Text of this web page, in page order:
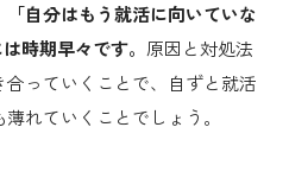
「自分はもう就活に向いていな
時期早々です。 原因と対処法
っていくことで、自ずと就活
れていくことでしょう。